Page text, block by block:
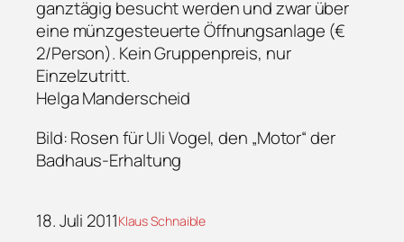
ganztägig besucht werden und zwar über
eine münzgesteuerte Öffnungsanlage (€
2/Person). Kein Gruppenpreis, nur
Einzelzutritt.
Helga Manderscheid
Bild: Rosen für Uli Vogel, den „Motor“ der
Badhaus-Erhaltung
18. Juli 2011Klaus Schnaible